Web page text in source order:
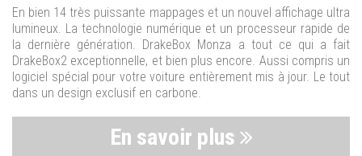
En bien 14 très puissante mappages et un nouvel affichage ultra
lumineux. La technologie numérique et un processeur rapide de
la dernière génération. DrakeBox Monza a tout ce qui a fait
DrakeBox2 exceptionnelle, et bien plus encore. Aussi compris un
logiciel spécial pour votre voiture entièrement mis à jour. Le tout
dans un design exclusif en carbone.
En savoir plus